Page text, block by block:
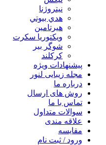
نیتروژنا
هدي بيوتي
هیرتامین
ویکتوریا سکرت
شوگر بير
کرکلند
پیشنهادات ویژه
مجله زیبایی لنور
درباره ما
روش های ارسال
تماس با ما
سوالات متداول
علاقه مندی
مقایسه
ورود / ثبت نام